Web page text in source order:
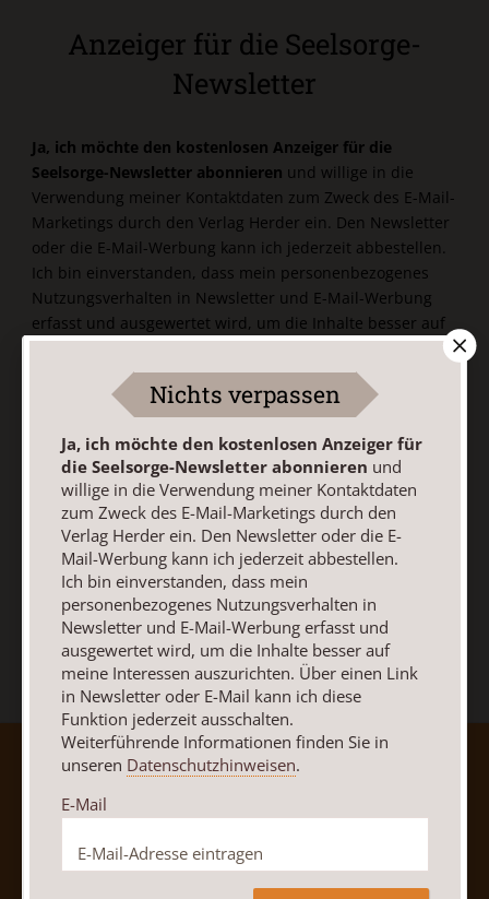
Anzeiger für die Seelsorge-
Newsletter
Ja, ich möchte den kostenlosen Anzeiger für die
Seelsorge-Newsletter abonnieren und willige in die
Verwendung meiner Kontaktdaten zum Zweck des E-Mail-
Marketings durch den Verlag Herder ein. Den Newsletter
oder die E-Mail-Werbung kann ich jederzeit abbestellen.
Ich bin einverstanden, dass mein personenbezogenes
Nutzungsverhalten in Newsletter und E-Mail-Werbung
erfasst und ausgewertet wird, um die Inhalte besser auf
meine Interessen auszurichten. Über einen Link in
Newsletter oder E-Mail kann ich diese Funktion jederzeit
ausschalten.
Weiterführende Informationen finden Sie in unseren
Datenschutzhinweisen.
E-Mail
Jetzt anmelden
AGB und Widerrufsbelehrung
Vertrag widerrufen
Nichts verpassen
Ja, ich möchte den kostenlosen Anzeiger für
die Seelsorge-Newsletter abonnieren und
willige in die Verwendung meiner Kontaktdaten
zum Zweck des E-Mail-Marketings durch den
Verlag Herder ein. Den Newsletter oder die E-
Mail-Werbung kann ich jederzeit abbestellen.
Ich bin einverstanden, dass mein
personenbezogenes Nutzungsverhalten in
Newsletter und E-Mail-Werbung erfasst und
ausgewertet wird, um die Inhalte besser auf
meine Interessen auszurichten. Über einen Link
in Newsletter oder E-Mail kann ich diese
Funktion jederzeit ausschalten.
Weiterführende Informationen finden Sie in
unseren Datenschutzhinweisen.
E-Mail